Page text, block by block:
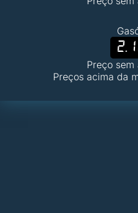
Preço sem
Preços acima da